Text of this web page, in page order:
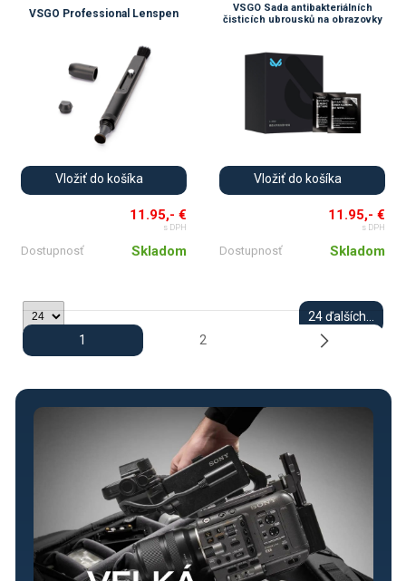
VSGO Professional Lenspen
Vložiť do košíka
11.95,- €
s DPH
Dostupnosť Skladom
VSGO Sada antibakteriálních
čisticích ubrousků na obrazovky
Vložiť do košíka
11.95,- €
s DPH
Dostupnosť Skladom
24 ďalších...
1
2